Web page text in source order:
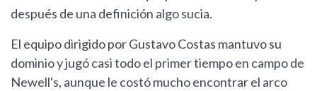
después de una definición algo sucia.
El equipo dirigido por Gustavo Costas mantuvo su
dominio y jugó casi todo el primer tiempo en campo de
Newell's, aunque le costó mucho encontrar el arco